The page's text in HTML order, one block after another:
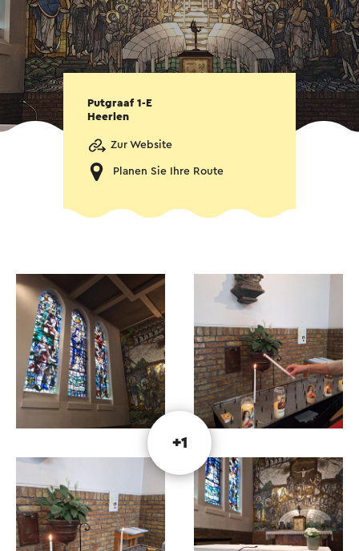
Putgraaf 1-E
Heerlen
Zur Website
Planen Sie Ihre Route
+1